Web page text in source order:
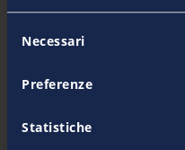
delNecessari
Preferenze
Statistiche
Ti